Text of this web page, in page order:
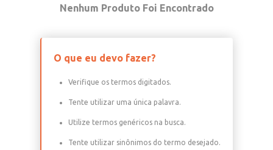
O que eu devo fazer?
Verifique os termos digitados.
Tente utilizar uma única palavra.
Utilize termos genéricos na busca.
Tente utilizar sinônimos do termo desejado.